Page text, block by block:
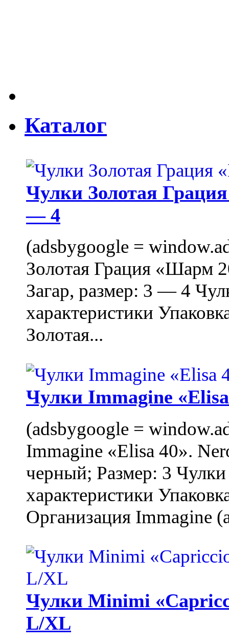
Каталог
Чулки Золотая
— 4
(adsbygoogle =
Золотая Грация «Шарм
Загар, размер: 3 — 4
характеристики
Золотая...
Чулки Immagine
(adsbygoogle =
Immagine «Elisa 40».
черный; Размер: 3
характеристики
Организация Immagine
Чулки Minimi
L/XL